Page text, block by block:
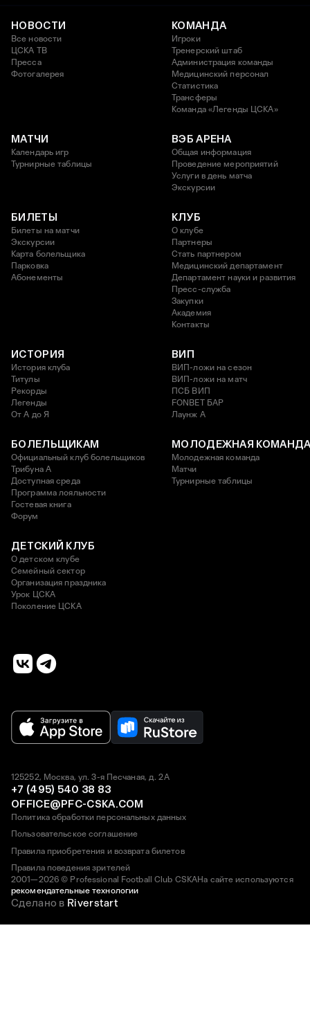
НОВОСТИ
Все новости
ЦСКА ТВ
Пресса
Фотогалерея
КОМАНДА
Игроки
Тренерский штаб
Администрация команды
Медицинский персонал
Статистика
Трансферы
Команда «Легенды ЦСКА»
МАТЧИ
Календарь игр
Турнирные таблицы
ВЭБ АРЕНА
Общая информация
Проведение мероприятий
Услуги в день матча
Экскурсии
БИЛЕТЫ
Билеты на матчи
Экскурсии
Карта болельщика
Парковка
Абонементы
КЛУБ
О клубе
Партнеры
Стать партнером
Медицинский департамент
Департамент науки и развития
Пресс-служба
Закупки
Академия
Контакты
ИСТОРИЯ
История клуба
Титулы
Рекорды
Легенды
От А до Я
ВИП
ВИП-ложи на сезон
ВИП-ложи на матч
ПСБ ВИП
FONBET БАР
Лаунж A
БОЛЕЛЬЩИКАМ
Официальный клуб болельщиков
Трибуна А
Доступная среда
Программа лояльности
Гостевая книга
Форум
МОЛОДЕЖНАЯ
Молодежная команда
Матчи
Турнирные таблицы
ДЕТСКИЙ КЛУБ
О детском клубе
Семейный сектор
Организация праздника
Урок ЦСКА
Поколение ЦСКА
2001—2026 © Professional Football Club CSKAНа сайте используются
рекомендательные технологии
125252, Москва, ул. 3-я Песчаная, д. 2А
+7 (495) 540 38 83
OFFICE@PFC-CSKA.COM
Политика обработки персональных данных
Пользовательское соглашение
Правила приобретения и возврата билетов
Правила поведения зрителей
Сделано в Riverstart